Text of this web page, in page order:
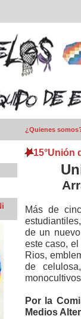
¿Quienes
15°Unión
Más de
de un
este caso,
Rios,
de
Por la
Medios